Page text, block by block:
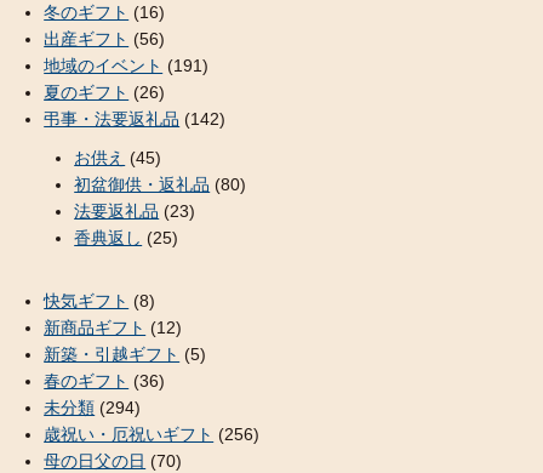
冬のギフト (16)
出産ギフト (56)
地域のイベント (191)
夏のギフト (26)
弔事・法要返礼品 (142)
お供え (45)
初盆御供・返礼品 (80)
法要返礼品 (23)
香典返し (25)
快気ギフト (8)
新商品ギフト (12)
新築・引越ギフト (5)
春のギフト (36)
未分類 (294)
歳祝い・厄祝いギフト (256)
母の日父の日 (70)